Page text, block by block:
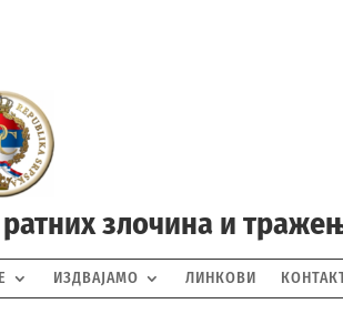
злочина и
ИЗДВАЈАМО ЛИНКОВИ